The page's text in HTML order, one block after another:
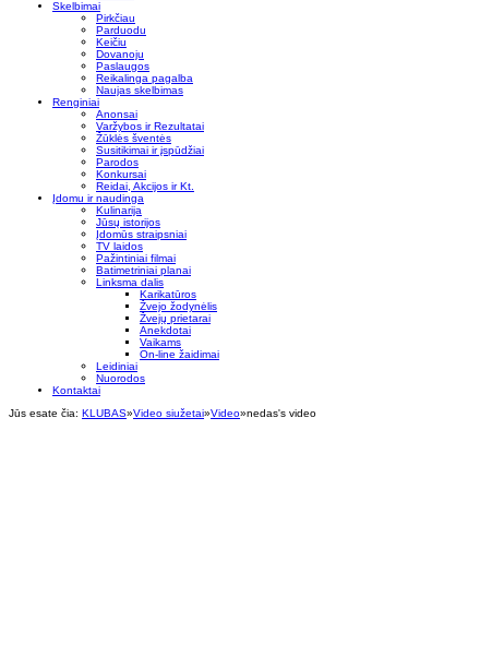
Skelbimai
Pirkčiau
Parduodu
Keičiu
Dovanoju
Paslaugos
Reikalinga pagalba
Naujas skelbimas
Renginiai
Anonsai
Varžybos ir Rezultatai
Žūklės šventės
Susitikimai ir įspūdžiai
Parodos
Konkursai
Reidai, Akcijos ir Kt.
Įdomu ir naudinga
Kulinarija
Jūsų istorijos
Įdomūs straipsniai
TV laidos
Pažintiniai filmai
Batimetriniai planai
Linksma dalis
Karikatūros
Žvejo žodynėlis
Žvejų prietarai
Anekdotai
Vaikams
On-line žaidimai
Leidiniai
Nuorodos
Kontaktai
Jūs esate čia: KLUBAS»Video siužetai»Video»nedas's video